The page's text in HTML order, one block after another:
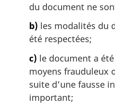
du document ne
b) les modalités du
été respectées;
c) le document a
moyens frauduleux
suite d’une fausse
important;